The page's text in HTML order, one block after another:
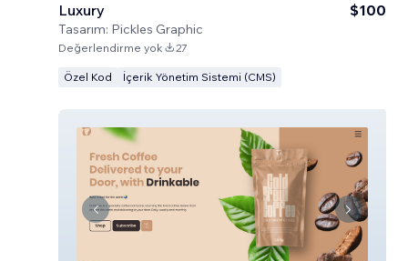
Luxury
Tasarım: Pickles Graphic
$100
Değerlendirme yok 27
Özel Kod İçerik Yönetim Sistemi (CMS)